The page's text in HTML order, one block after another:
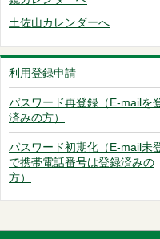
土佐山カレンダーへ
利用登録申請
パスワード再登録（E-mailを
済みの方）
パスワード初期化（E-mail未
で携帯電話番号は登録済みの
方）